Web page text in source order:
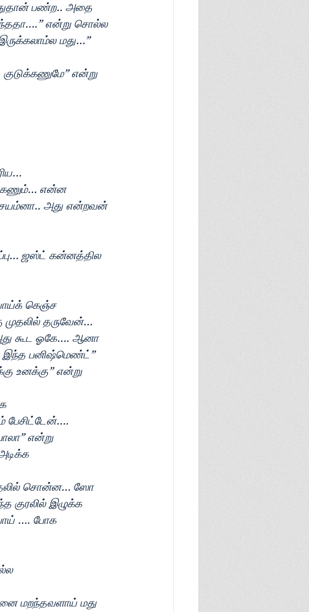
பண்ற.. அதை
என்று சொல்ல
மது…”
என்று
என்ன
அது என்றவன்
ஜஸ்ட் கன்னத்தில
கெஞ்ச
தருவேன்…
கூட ஓகே…. ஆனா
இந்த பனிஷ்மெண்ட்”
உனக்கு” என்று
பேசிட்டேன்….
என்று
சொன்ன… ஸோ
குரலில் இழுக்க
…. போக
மறந்தவளாய் மது